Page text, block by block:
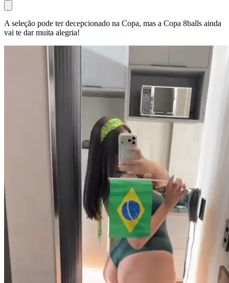
A seleção pode ter decepcionado na Copa, mas a Copa 8balls ainda
vai te dar muita alegria!